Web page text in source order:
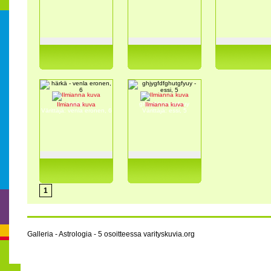
Ilmianna kuva
härkä
Värittäjä: venla eronen, 6
Ilmianna kuva
ghjygfdfghutgfyuy
Värittäjä: essi, 5
1
Galleria - Astrologia - 5 osoitteessa varityskuvia.org